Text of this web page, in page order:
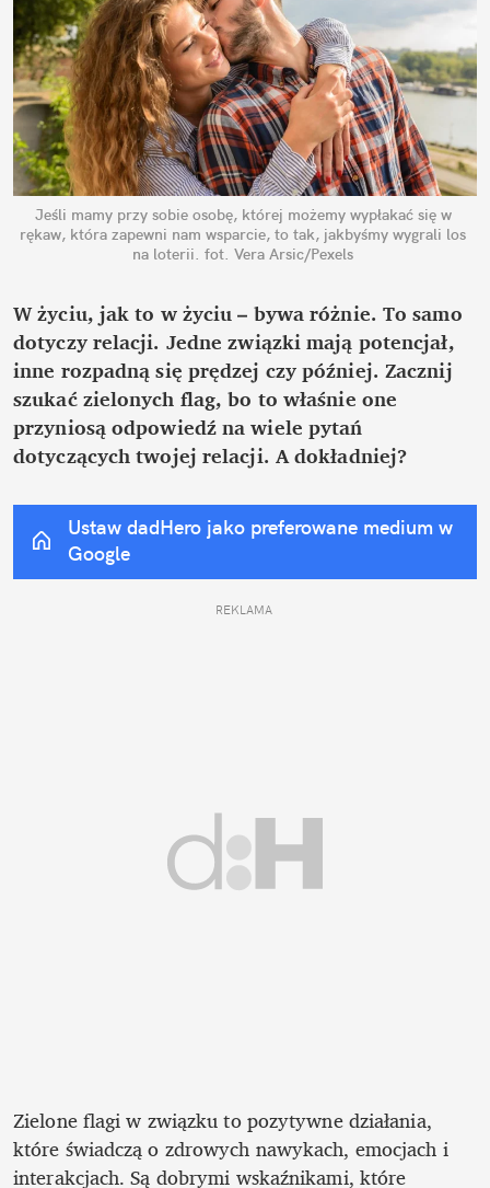
Jeśli mamy przy sobie osobę, której możemy wypłakać się w
rękaw, która zapewni nam wsparcie, to tak, jakbyśmy wygrali los
na loterii. fot. Vera Arsic/Pexels
W życiu, jak to w życiu – bywa różnie. To samo
dotyczy relacji. Jedne związki mają potencjał,
inne rozpadną się prędzej czy później. Zacznij
szukać zielonych flag, bo to właśnie one
przyniosą odpowiedź na wiele pytań
dotyczących twojej relacji. A dokładniej?
Ustaw dadHero jako preferowane medium w
Google
REKLAMA
Zielone flagi w związku to pozytywne działania,
które świadczą o zdrowych nawykach, emocjach i
interakcjach. Są dobrymi wskaźnikami, które